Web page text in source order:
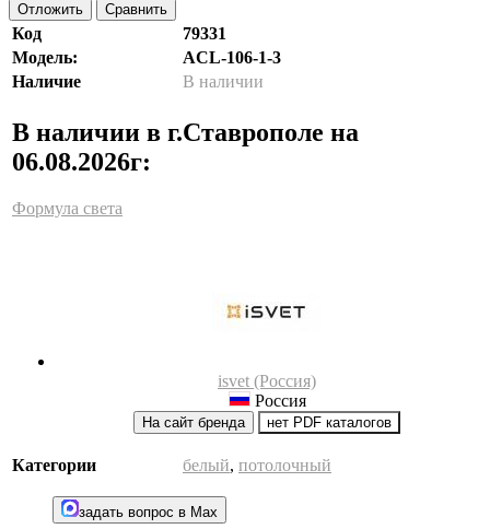
Отложить
Сравнить
Код
79331
Модель:
ACL-106-1-3
Наличие
В наличии
В наличии в г.Ставрополе на
06.08.2026г:
Формула света
isvet (Россия)
Россия
На сайт бренда нет PDF каталогов
Категории белый, потолочный
задать вопрос в Max